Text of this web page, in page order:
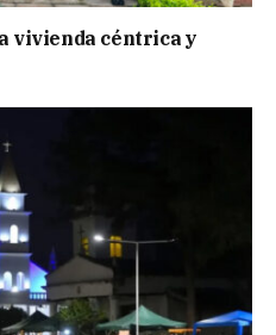
vivienda céntrica y